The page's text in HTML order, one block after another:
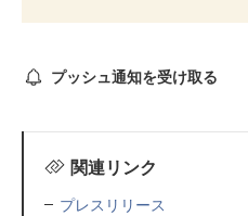
プッシュ通知を受け取る
関連リンク
プレスリリース